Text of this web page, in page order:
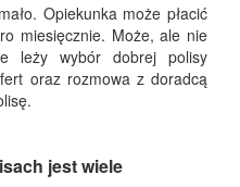
Opiekunka może płacić
miesięcznie. Może, ale nie
leży wybór dobrej polisy
oraz rozmowa z doradcą
jest wiele